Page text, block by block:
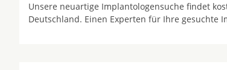
Unsere neuartige Implantologensuche findet
Deutschland. Einen Experten für Ihre gesuchte